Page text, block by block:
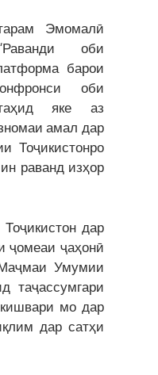
Эмомалӣ
оби
барои
оби
яке аз
амал дар
Тоҷикистонро
раванд изҳор
дар
ҷомеаи ҷаҳонӣ
Умумии
таҷассумгари
мо дар
дар сатҳи